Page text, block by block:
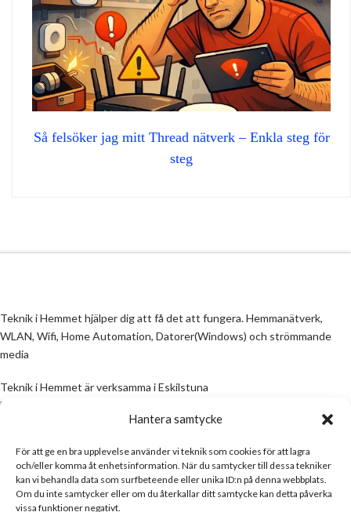
Hantera samtycke
För att ge en bra upplevelse använder vi teknik som cookies för att lagra
och/eller komma åt enhetsinformation. När du samtycker till dessa tekniker
kan vi behandla data som surfbeteende eller unika ID:n på denna webbplats.
Om du inte samtycker eller om du återkallar ditt samtycke kan detta påverka
vissa funktioner negativt.
Så felsöker jag mitt Thread nätverk – Enkla steg för
steg
Teknik i Hemmet hjälper dig att få det att fungera. Hemmanätverk,
WLAN, Wifi, Home Automation, Datorer(Windows) och strömmande
media
Teknik i Hemmet är verksamma i Eskilstuna
Email:
All information på denna sida skall ses som en guide, inte en manual. Om
information på sidan inte stämmer och/eller är felaktig, skicka gärna ett
mail